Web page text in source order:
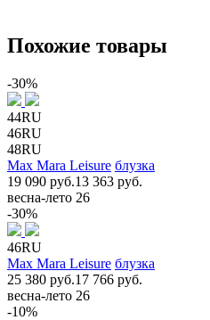
Похожие товары
-30%
44RU
46RU
48RU
Max Mara Leisure блузка
19 090 руб.13 363 руб.
весна-лето 26
-30%
46RU
Max Mara Leisure блузка
25 380 руб.17 766 руб.
весна-лето 26
-10%